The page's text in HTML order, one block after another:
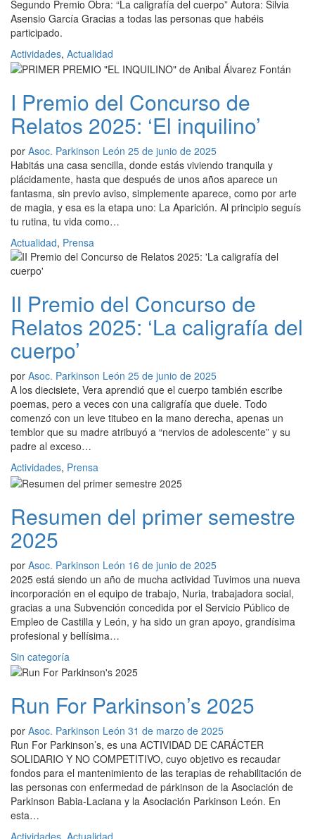
Segundo Premio Obra: “La caligrafía del cuerpo” Autora: Silvia
Asensio García Gracias a todas las personas que habéis
participado.
Actividades, Actualidad
I Premio del Concurso de
Relatos 2025: ‘El inquilino’
por Asoc. Parkinson León 25 de junio de 2025
Habitás una casa sencilla, donde estás viviendo tranquila y
plácidamente, hasta que después de unos años aparece un
fantasma, sin previo aviso, simplemente aparece, como por arte
de magia, y esa es la etapa uno: La Aparición. Al principio seguís
tu rutina, tu vida como…
Actualidad, Prensa
II Premio del Concurso de
Relatos 2025: ‘La caligrafía del
cuerpo’
por Asoc. Parkinson León 25 de junio de 2025
A los diecisiete, Vera aprendió que el cuerpo también escribe
poemas, pero a veces con una caligrafía que duele. Todo
comenzó con un leve titubeo en la mano derecha, apenas un
temblor que su madre atribuyó a “nervios de adolescente” y su
padre al exceso…
Actividades, Prensa
Resumen del primer semestre
2025
por Asoc. Parkinson León 16 de junio de 2025
2025 está siendo un año de mucha actividad Tuvimos una nueva
incorporación en el equipo de trabajo, Nuria, trabajadora social,
gracias a una Subvención concedida por el Servicio Público de
Empleo de Castilla y León, y ha sido un gran apoyo, grandísima
profesional y bellísima…
Sin categoría
Run For Parkinson’s 2025
por Asoc. Parkinson León 31 de marzo de 2025
Run For Parkinson’s, es una ACTIVIDAD DE CARÁCTER
SOLIDARIO Y NO COMPETITIVO, cuyo objetivo es recaudar
fondos para el mantenimiento de las terapias de rehabilitación de
las personas con enfermedad de párkinson de la Asociación de
Parkinson Babia-Laciana y la Asociación Parkinson León. En
esta…
Actividades Actualidad